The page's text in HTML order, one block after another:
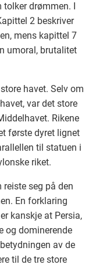
tolker drømmen. I
2 beskriver
mens kapittel 7
umoral, brutalitet
havet. Selv om
var det store
Rikene
første dyret lignet
til statuen i
riket.
seg på den
En forklaring
kanskje at Persia,
og dominerende
av de
til de tre store